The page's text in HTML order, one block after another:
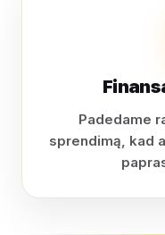
Padedame
sprendimą, kad